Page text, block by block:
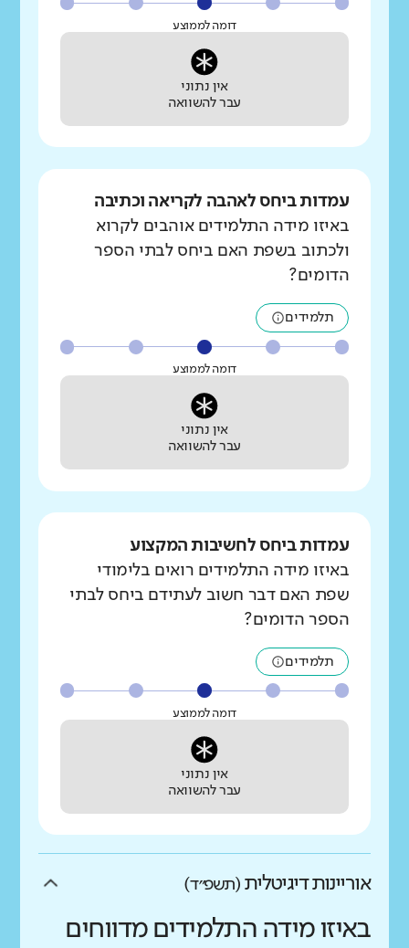
דומה לממוצע
אין נתוני
עבר להשוואה
עמדות ביחס לאהבה לקריאה וכתיבה
באיזו מידה התלמידים אוהבים לקרוא
ולכתוב בשפת האם ביחס לבתי הספר
הדומים?
תלמידים
דומה לממוצע
אין נתוני
עבר להשוואה
עמדות ביחס לחשיבות המקצוע
באיזו מידה התלמידים רואים בלימודי
שפת האם דבר חשוב לעתידם ביחס לבתי
הספר הדומים?
תלמידים
דומה לממוצע
אין נתוני
עבר להשוואה
אוריינות דיגיטלית (תשפ״ד)
באיזו מידה התלמידים מדווחים